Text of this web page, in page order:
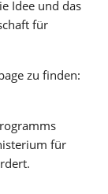
Idee und das
für
zu finden:
für